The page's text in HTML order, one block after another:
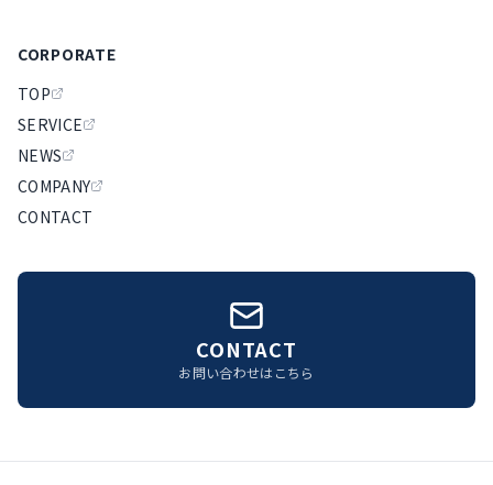
CORPORATE
TOP
SERVICE
NEWS
COMPANY
CONTACT
CONTACT
お問い合わせはこちら